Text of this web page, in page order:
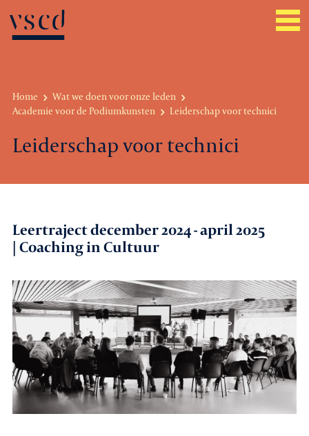
Over VSCD
Belangenbehartiging
Werkgeverszaken
Promotie
Netwerk & service
Lid worden
Agenda
Leden
Nieuws
Home
Wat we doen voor onze leden
Academie voor de Podiumkunsten
Leiderschap voor technici
Leiderschap voor technici
Leertraject december 2024 - april 2025
| Coaching in Cultuur